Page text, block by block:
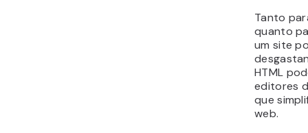
Tanto
quanto
um site
HTML
editores
que
web.